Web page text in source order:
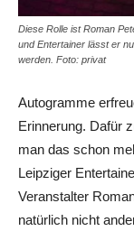
Diese Rolle ist Roman
und Entertainer lässt er
werden. Foto: privat
Autogramme
Erinnerung. Dafür
man das schon
Leipziger
Veranstalter
natürlich nicht